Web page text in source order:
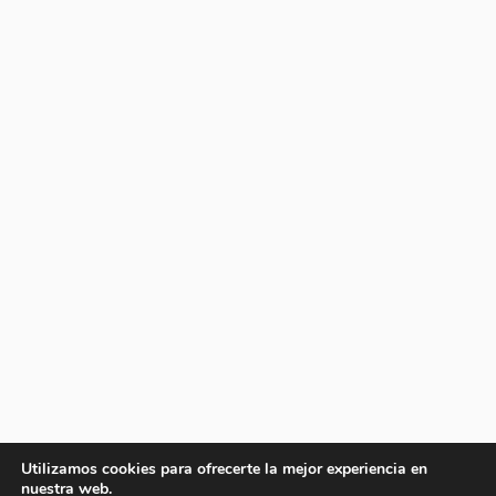
Utilizamos cookies para ofrecerte la mejor experiencia en
nuestra web.